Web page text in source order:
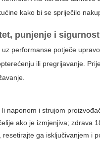
kako bi se spriječilo
punjenje i sigurnost
performanse potječe
ili pregrijavanje.
naponom i strujom
ako je izmjenjiva; zdrava
ga isključivanjem i